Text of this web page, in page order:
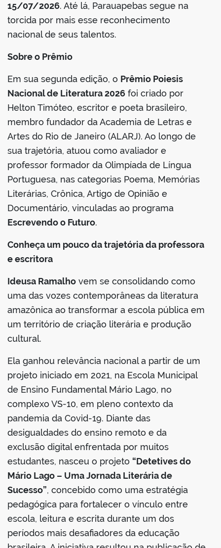
15/07/2026. Até lá, Parauapebas segue na
torcida por mais esse reconhecimento
nacional de seus talentos.
Sobre o Prêmio
Em sua segunda edição, o Prêmio Poiesis
Nacional de Literatura 2026 foi criado por
Helton Timóteo, escritor e poeta brasileiro,
membro fundador da Academia de Letras e
Artes do Rio de Janeiro (ALARJ). Ao longo de
sua trajetória, atuou como avaliador e
professor formador da Olimpíada de Língua
Portuguesa, nas categorias Poema, Memórias
Literárias, Crônica, Artigo de Opinião e
Documentário, vinculadas ao programa
Escrevendo o Futuro.
Conheça um pouco da trajetória da professora
e escritora
Ideusa Ramalho vem se consolidando como
uma das vozes contemporâneas da literatura
amazônica ao transformar a escola pública em
um território de criação literária e produção
cultural.
Ela ganhou relevância nacional a partir de um
projeto iniciado em 2021, na Escola Municipal
de Ensino Fundamental Mário Lago, no
complexo VS-10, em pleno contexto da
pandemia da Covid-19. Diante das
desigualdades do ensino remoto e da
exclusão digital enfrentada por muitos
estudantes, nasceu o projeto “Detetives do
Mário Lago – Uma Jornada Literária de
Sucesso”, concebido como uma estratégia
pedagógica para fortalecer o vínculo entre
escola, leitura e escrita durante um dos
períodos mais desafiadores da educação